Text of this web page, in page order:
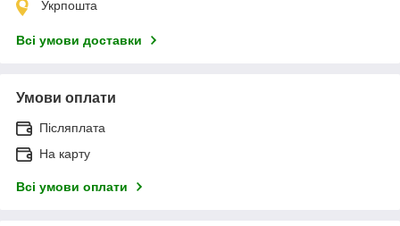
Укрпошта
Всі умови доставки
Умови оплати
Післяплата
На карту
Всі умови оплати